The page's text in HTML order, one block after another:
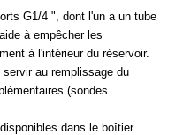
G1/4 ", dont l'un a un tube
à empêcher les
à l'intérieur du réservoir.
au remplissage du
(sondes
dans le boîtier